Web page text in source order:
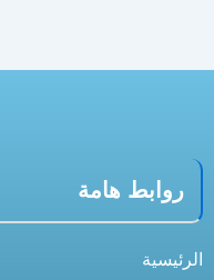
روابط هامة
الرئيسية